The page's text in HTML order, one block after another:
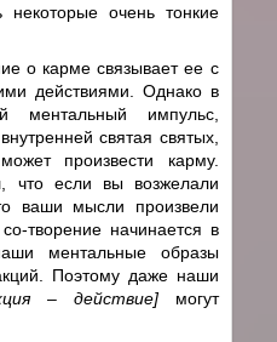
очень тонкие
о карме связывает ее с
действиями. Однако в
ментальный импульс,
святая святых,
произвести карму.
что если вы возжелали
ваши мысли произвели
творение начинается в
ментальные образы
Поэтому даже наши
– действие]могут